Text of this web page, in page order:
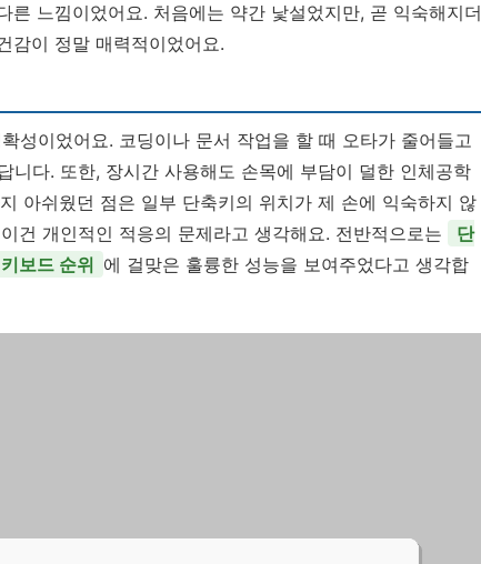
느낌이었어요. 처음에는 약간 낯설었지만, 곧 익숙해지더
감이 정말 매력적이었어요.
성이었어요. 코딩이나 문서 작업을 할 때 오타가 줄어들고
니다. 또한, 장시간 사용해도 손목에 부담이 덜한 인체공학
아쉬웠던 점은 일부 단축키의 위치가 제 손에 익숙하지 않
건 개인적인 적응의 문제라고 생각해요. 전반적으로는
단
보드 순위 에 걸맞은 훌륭한 성능을 보여주었다고 생각합